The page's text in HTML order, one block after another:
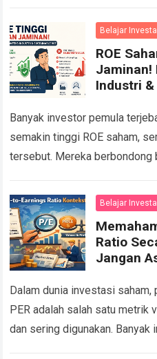
Belajar
ROE
Jaminan!
Industri &
Banyak investor pemula
semakin tinggi ROE saham,
tersebut. Mereka berbondong
Read more
Belajar
Ratio
Jangan
Dalam dunia investasi
PER adalah salah satu metrik
dan sering digunakan.